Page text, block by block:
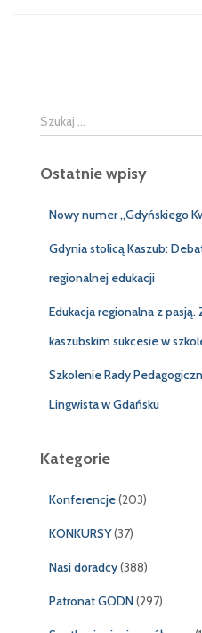
S
z
k
Szukaj …
Ostatnie wpisy
Nowy numer „Gdyńskiego
Gdynia stolicą Kaszub:
regionalnej edukacji
Edukacja regionalna z
kaszubskim sukcesie w
Szkolenie Rady
Lingwista w Gdańsku
Kategorie
Konferencje(203)
KONKURSY(37)
Nasi doradcy(388)
Patronat GODN(297)